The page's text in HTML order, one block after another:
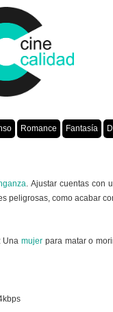
Romance Fantasía
. Ajustar cuentas con
peligrosas, como acabar
Una mujer para matar o